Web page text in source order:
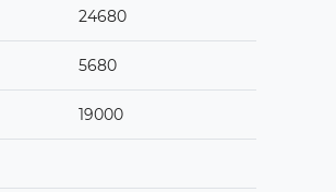
24680
5680
19000